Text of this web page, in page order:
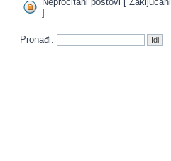
]
Pronađi: